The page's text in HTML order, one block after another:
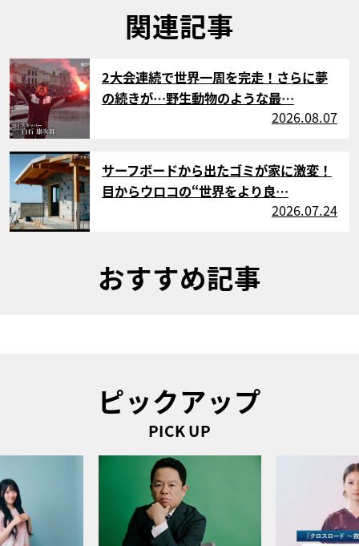
関連記事
サムネイル
2大会連続で世界一周を完走！さらに夢
の続きが…野生動物のような最…
2026.08.07
サムネイル
サーフボードから出たゴミが家に激変！
目からウロコの“世界をより良…
2026.07.24
おすすめ記事
ピックアップ
PICK UP